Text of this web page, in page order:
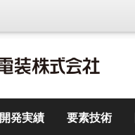
開発実績 要素技術